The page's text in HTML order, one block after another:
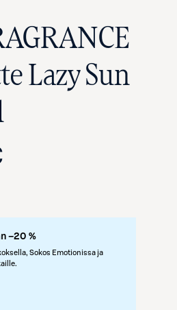
Lazy Sun
–20 %
Sokos Emotionissa ja